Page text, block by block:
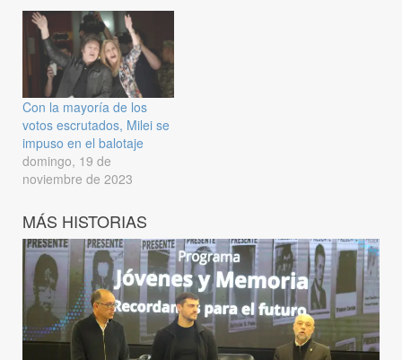
Con la mayoría de los
votos escrutados, Milei se
impuso en el balotaje
domingo, 19 de
noviembre de 2023
MÁS HISTORIAS